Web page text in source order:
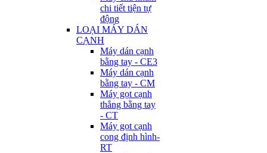
chi tiết tiện tự
động
LOẠI MÁY DÁN
CẠNH
Máy dán cạnh
bằng tay - CE3
Máy dán cạnh
bằng tay - CM
Máy gọt cạnh
thẳng bằng tay
- CT
Máy gọt cạnh
cong định hình-
RT